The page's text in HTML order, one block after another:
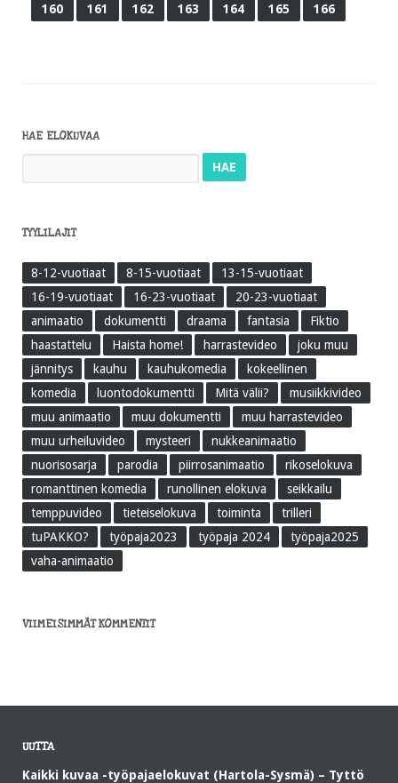
160
161 162 163 164 165 166
HAE ELOKUVAA
TYYLILAJIT
8-12-vuotiaat 8-15-vuotiaat
13-15-vuotiaat
16-19-vuotiaat
16-23-vuotiaat
20-23-vuotiaat
animaatio
dokumentti draama fantasia
Fiktio
haastattelu
Haista home! harrastevideo
joku muu
jännitys
kauhu kauhukomedia
kokeellinen
komedia
luontodokumentti Mitä välii?
musiikkivideo
muu animaatio
muu dokumentti
muu harrastevideo
muu urheiluvideo
mysteeri
nukkeanimaatio
nuorisosarja
parodia piirrosanimaatio
rikoselokuva
romanttinen komedia
runollinen elokuva
seikkailu
temppuvideo
tieteiselokuva toiminta
trilleri
tuPAKKO?
työpaja2023 työpaja 2024
työpaja2025
vaha-animaatio
VIIMEISIMMÄT KOMMENTIT
UUTTA
Kaikki kuvaa -työpajaelokuvat (Hartola-Sysmä) – Tyttö